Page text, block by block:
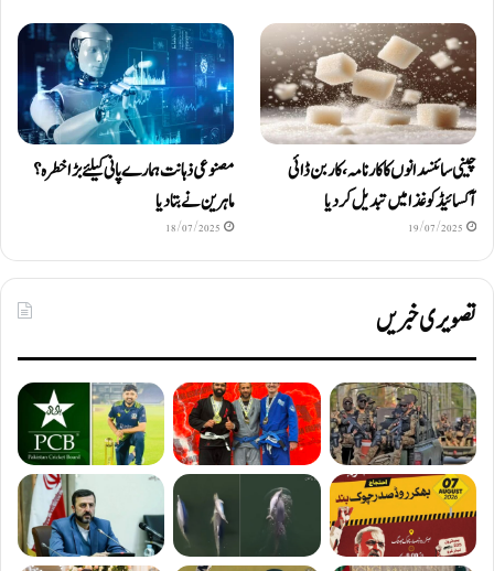
چینی سائنسدانوں کا کارنامہ، کاربن ڈائی
آکسائیڈ کو غذا میں تبدیل کردیا
19/07/2025
مصنوعی ذہانت ہمارے پانی کیلئے بڑا خطرہ؟
ماہرین نے بتا دیا
18/07/2025
تصویری خبریں